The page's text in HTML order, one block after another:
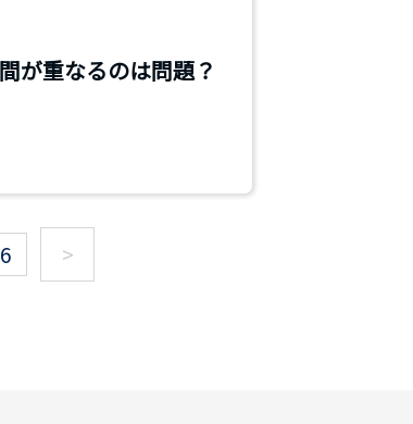
が重なるのは問題？
6 >